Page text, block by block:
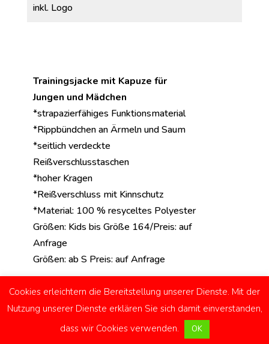
inkl. Logo
Trainingsjacke mit Kapuze für
Jungen und Mädchen
*strapazierfähiges Funktionsmaterial
*Rippbündchen an Ärmeln und Saum
*seitlich verdeckte
Reißverschlusstaschen
*hoher Kragen
*Reißverschluss mit Kinnschutz
*Material: 100 % resyceltes Polyester
Größen: Kids bis Größe 164/Preis: auf
Anfrage
Größen: ab S Preis: auf Anfrage
Impressum Kontakt
Datenschutzerklärung
Cookies erleichtern die Bereitstellung unserer Dienste. Mit der
Nutzung unserer Dienste erklären Sie sich damit einverstanden,
dass wir Cookies verwenden.
OK